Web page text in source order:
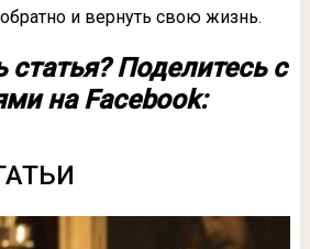
и вернуть свою жизнь.
Поделитесь с
на Facebook: